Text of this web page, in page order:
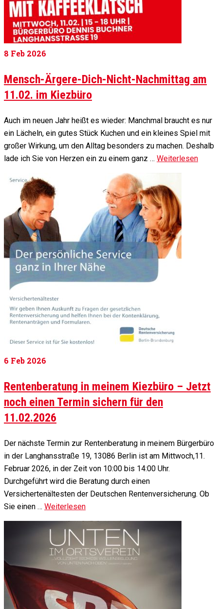
8 Feb 2026
Mensch-Ärgere-Dich-Nicht-Nachmittag am
11.02. im Kiezbüro
Auch im neuen Jahr heißt es wieder: Manchmal braucht es nur
ein Lächeln, ein gutes Stück Kuchen und ein kleines Spiel mit
großer Wirkung, um den Alltag besonders zu machen. Deshalb
lade ich Sie von Herzen ein zu einem ganz … Weiterlesen
6 Feb 2026
Rentenberatung in meinem Kiezbüro – Jetzt
noch einen Termin sichern für den
11.02.2026
Der nächste Termin zur Rentenberatung in meinem Bürgerbüro
in der Langhansstraße 19, 13086 Berlin ist am Mittwoch,11.
Februar 2026, in der Zeit von 10:00 bis 14:00 Uhr.
Durchgeführt wird die Beratung durch einen
Versichertenältesten der Deutschen Rentenversicherung. Ob
Sie einen … Weiterlesen